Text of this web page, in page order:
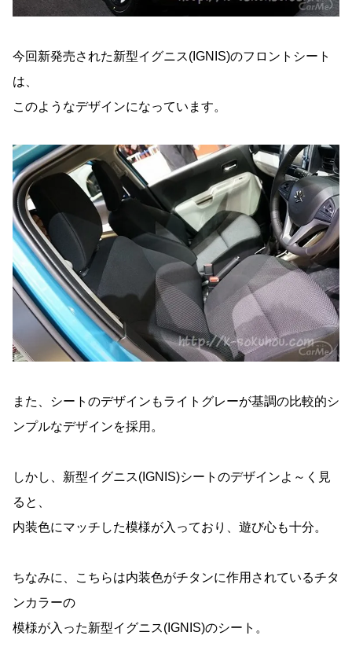
今回新発売された新型イグニス(IGNIS)のフロントシート
は、
このようなデザインになっています。
また、シートのデザインもライトグレーが基調の比較的シ
ンプルなデザインを採用。
しかし、新型イグニス(IGNIS)シートのデザインよ～く見
ると、
内装色にマッチした模様が入っており、遊び心も十分。
ちなみに、こちらは内装色がチタンに作用されているチタ
ンカラーの
模様が入った新型イグニス(IGNIS)のシート。